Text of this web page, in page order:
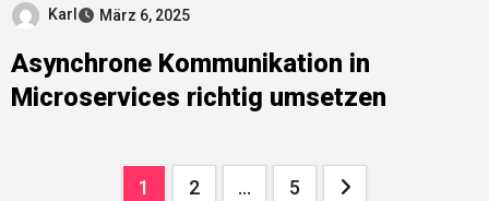
Karl März 6, 2025
Asynchrone Kommunikation in
Microservices richtig umsetzen
Seitennummerierung
1 2 … 5